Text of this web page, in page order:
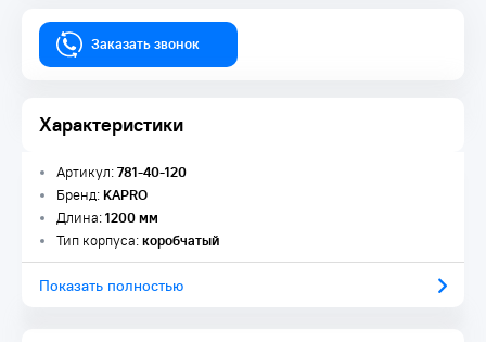
Заказать звонок
Характеристики
Артикул:781-40-120
Бренд:KAPRO
Длина:1200 мм
Тип корпуса:коробчатый
Показать полностью